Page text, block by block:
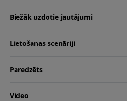
Biežāk uzdotie jautājumi
Lietošanas scenāriji
Paredzēts
Video